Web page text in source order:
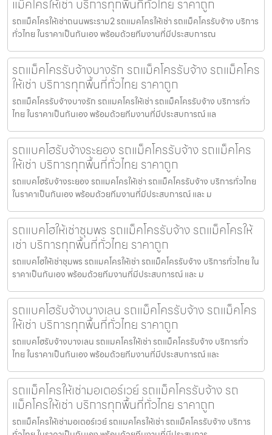
แม็คโครให้เช่า บริการทุกพื้นที่ทั่วไทย ราคาถูก
รถแม็คโครให้เช่าถนนพระราม2 รถแมคโครให้เช่า รถแม็คโครรับจ้าง บริการ
ทั่วไทย ในราคาเป็นกันเอง พร้อมด้วยทีมงานที่มีประสบการณ
รถแม็คโครรับจ้างบางรัก รถแม็คโครรับจ้าง รถแม็คโคร
ให้เช่า บริการทุกพื้นที่ทั่วไทย ราคาถูก
รถแม็คโครรับจ้างบางรัก รถแมคโครให้เช่า รถแม็คโครรับจ้าง บริการทั่ว
ไทย ในราคาเป็นกันเอง พร้อมด้วยทีมงานที่มีประสบการณ์ แล
รถแบคโฮรับจ้างระยอง รถแม็คโครรับจ้าง รถแม็คโคร
ให้เช่า บริการทุกพื้นที่ทั่วไทย ราคาถูก
รถแบคโฮรับจ้างระยอง รถแมคโครให้เช่า รถแม็คโครรับจ้าง บริการทั่วไทย
ในราคาเป็นกันเอง พร้อมด้วยทีมงานที่มีประสบการณ์ และ ม
รถแบคโฮให้เช่าชุมพร รถแม็คโครรับจ้าง รถแม็คโครให้
เช่า บริการทุกพื้นที่ทั่วไทย ราคาถูก
รถแบคโฮให้เช่าชุมพร รถแมคโครให้เช่า รถแม็คโครรับจ้าง บริการทั่วไทย ใน
ราคาเป็นกันเอง พร้อมด้วยทีมงานที่มีประสบการณ์ และ ม
รถแบคโฮรับจ้างบางเลน รถแม็คโครรับจ้าง รถแม็คโคร
ให้เช่า บริการทุกพื้นที่ทั่วไทย ราคาถูก
รถแบคโฮรับจ้างบางเลน รถแมคโครให้เช่า รถแม็คโครรับจ้าง บริการทั่ว
ไทย ในราคาเป็นกันเอง พร้อมด้วยทีมงานที่มีประสบการณ์ และ
รถแม็คโครให้เช่ามอเตอร์เวย์ รถแม็คโครรับจ้าง รถ
แม็คโครให้เช่า บริการทุกพื้นที่ทั่วไทย ราคาถูก
รถแม็คโครให้เช่ามอเตอร์เวย์ รถแมคโครให้เช่า รถแม็คโครรับจ้าง บริการ